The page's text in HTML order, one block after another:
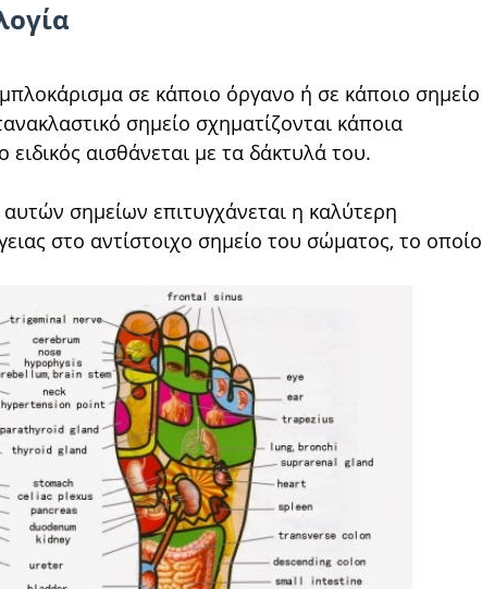
σε κάποιο όργανο ή σε κάποιο σημείο
σημείο σχηματίζονται κάποια
αισθάνεται με τα δάκτυλά του.
σημείων επιτυγχάνεται η καλύτερη
στο αντίστοιχο σημείο του σώματος, το οποίο